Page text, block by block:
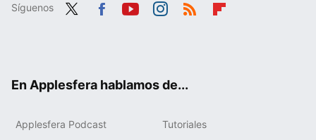
Síguenos
En Applesfera hablamos de...
Applesfera Podcast Tutoriales